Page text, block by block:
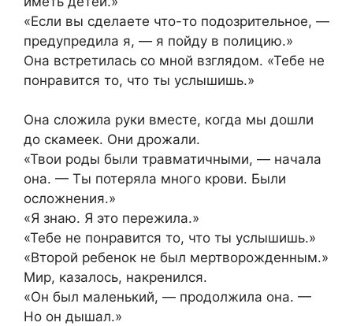
«Если вы сделаете что-то подозрительное, —
предупредила я, — я пойду в полицию.»
Она встретилась со мной взглядом. «Тебе не
понравится то, что ты услышишь.»
Она сложила руки вместе, когда мы дошли
до скамеек. Они дрожали.
«Твои роды были травматичными, — начала
она. — Ты потеряла много крови. Были
осложнения.»
«Я знаю. Я это пережила.»
«Тебе не понравится то, что ты услышишь.»
«Второй ребенок не был мертворожденным.»
Мир, казалось, накренился.
«Он был маленький, — продолжила она. —
Но он дышал.»